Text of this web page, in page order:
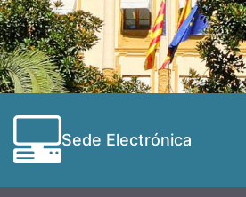
Sede Electrónica